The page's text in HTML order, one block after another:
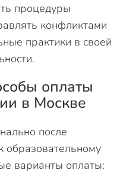
процедуры
конфликтами
практики в своей
оплаты
в Москве
после
образовательному
варианты оплаты: